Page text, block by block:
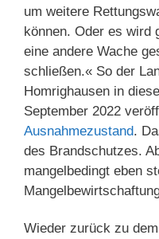
um weitere
können. Oder es wird
eine andere Wache
schließen.« So der
Homrighausen in
September 2022
Ausnahmezustand.
des Brandschutzes.
mangelbedingt eben
Wieder zurück zu